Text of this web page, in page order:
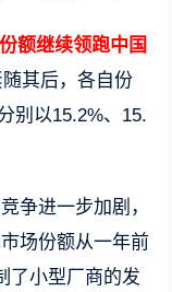
额继续领跑中国
其后，各自份
别以15.2%、15.
争进一步加剧，
场份额从一年前
了小型厂商的发